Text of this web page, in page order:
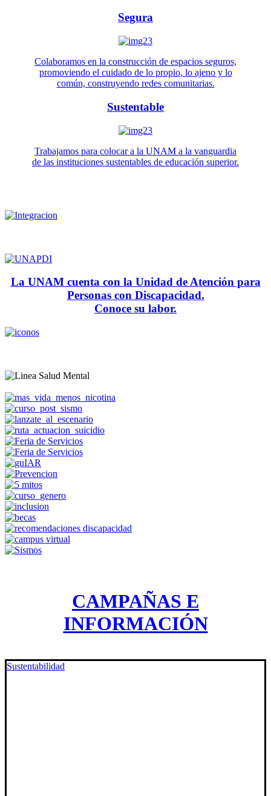
Segura
Colaboramos en la construcción de espacios seguros,
promoviendo el cuidado de lo propio, lo ajeno y lo
común, construyendo redes comunitarias.
Sustentable
Trabajamos para colocar a la UNAM a la vanguardia
de las instituciones sustentables de educación superior.
La UNAM cuenta con la Unidad de Atención para
Personas con Discapacidad.
Conoce su labor.
CAMPAÑAS E
INFORMACIÓN
Sustentabilidad